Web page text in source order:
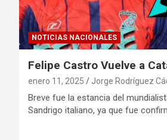
NOTICIAS NACIONALES
Felipe Castro Vuelve a
enero 11, 2025 Jorge Rodríguez
Breve fue la estancia del
Sandrigo italiano, ya que fue